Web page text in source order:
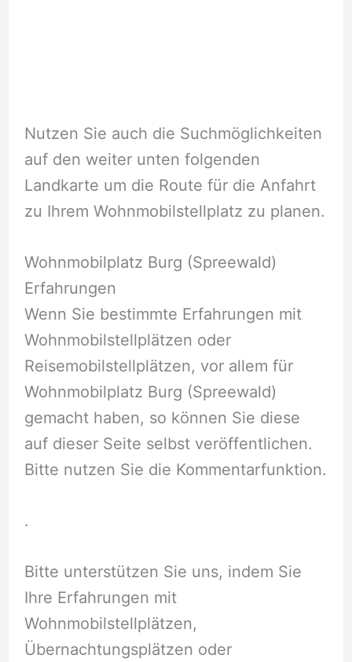
Nutzen Sie auch die Suchmöglichkeiten
auf den weiter unten folgenden
Landkarte um die Route für die Anfahrt
zu Ihrem Wohnmobilstellplatz zu planen.
Wohnmobilplatz Burg (Spreewald)
Erfahrungen
Wenn Sie bestimmte Erfahrungen mit
Wohnmobilstellplätzen oder
Reisemobilstellplätzen, vor allem für
Wohnmobilplatz Burg (Spreewald)
gemacht haben, so können Sie diese
auf dieser Seite selbst veröffentlichen.
Bitte nutzen Sie die Kommentarfunktion.
.
Bitte unterstützen Sie uns, indem Sie
Ihre Erfahrungen mit
Wohnmobilstellplätzen,
Übernachtungsplätzen oder